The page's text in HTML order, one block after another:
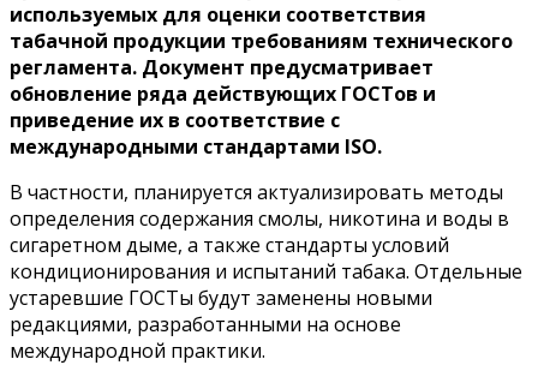
используемых для оценки соответствия
табачной продукции требованиям технического
регламента. Документ предусматривает
обновление ряда действующих ГОСТов и
приведение их в соответствие с
международными стандартами ISO.
В частности, планируется актуализировать методы
определения содержания смолы, никотина и воды в
сигаретном дыме, а также стандарты условий
кондиционирования и испытаний табака. Отдельные
устаревшие ГОСТы будут заменены новыми
редакциями, разработанными на основе
международной практики.